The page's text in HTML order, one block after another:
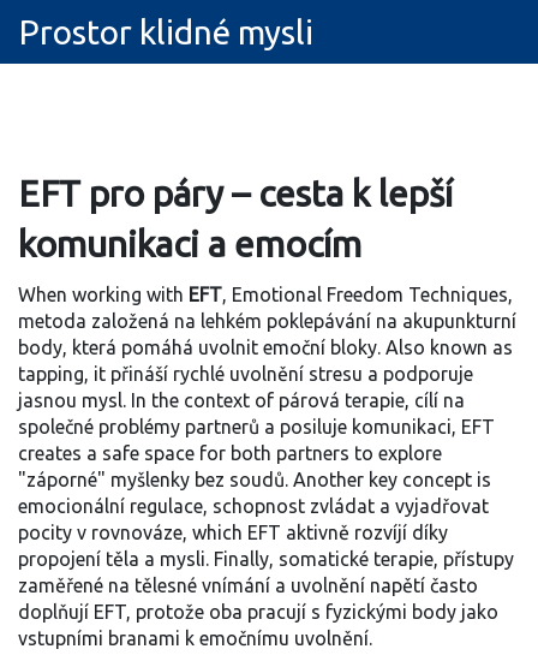
Prostor klidné mysli
EFT pro páry – cesta k lepší
komunikaci a emocím
When working with EFT, Emotional Freedom Techniques,
metoda založená na lehkém poklepávání na akupunkturní
body, která pomáhá uvolnit emoční bloky. Also known as
tapping, it přináší rychlé uvolnění stresu a podporuje
jasnou mysl. In the context of párová terapie, cílí na
společné problémy partnerů a posiluje komunikaci, EFT
creates a safe space for both partners to explore
"záporné" myšlenky bez soudů. Another key concept is
emocionální regulace, schopnost zvládat a vyjadřovat
pocity v rovnováze, which EFT aktivně rozvíjí díky
propojení těla a mysli. Finally, somatické terapie, přístupy
zaměřené na tělesné vnímání a uvolnění napětí často
doplňují EFT, protože oba pracují s fyzickými body jako
vstupními branami k emočnímu uvolnění.